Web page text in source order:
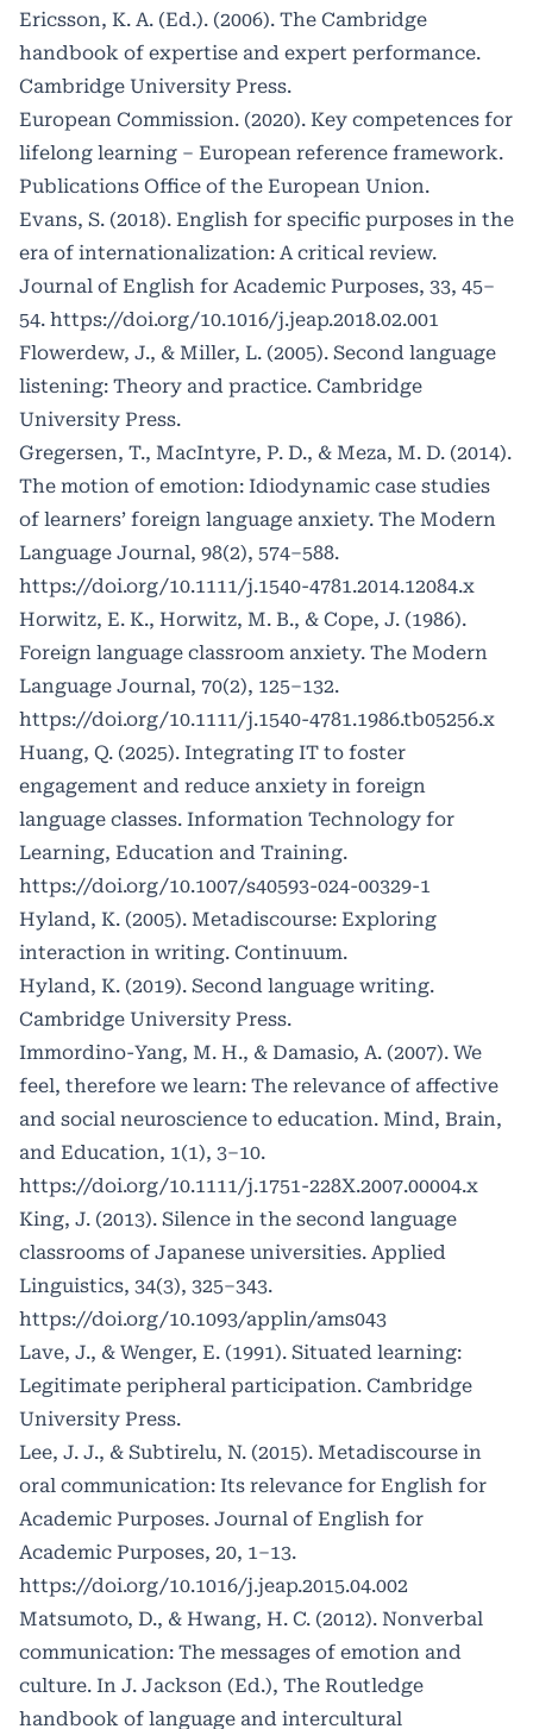
Ericsson, K. A. (Ed.). (2006). The Cambridge
handbook of expertise and expert performance.
Cambridge University Press.
European Commission. (2020). Key competences for
lifelong learning – European reference framework.
Publications Office of the European Union.
Evans, S. (2018). English for specific purposes in the
era of internationalization: A critical review.
Journal of English for Academic Purposes, 33, 45–
54. https://doi.org/10.1016/j.jeap.2018.02.001
Flowerdew, J., & Miller, L. (2005). Second language
listening: Theory and practice. Cambridge
University Press.
Gregersen, T., MacIntyre, P. D., & Meza, M. D. (2014).
The motion of emotion: Idiodynamic case studies
of learners’ foreign language anxiety. The Modern
Language Journal, 98(2), 574–588.
https://doi.org/10.1111/j.1540-4781.2014.12084.x
Horwitz, E. K., Horwitz, M. B., & Cope, J. (1986).
Foreign language classroom anxiety. The Modern
Language Journal, 70(2), 125–132.
https://doi.org/10.1111/j.1540-4781.1986.tb05256.x
Huang, Q. (2025). Integrating IT to foster
engagement and reduce anxiety in foreign
language classes. Information Technology for
Learning, Education and Training.
https://doi.org/10.1007/s40593-024-00329-1
Hyland, K. (2005). Metadiscourse: Exploring
interaction in writing. Continuum.
Hyland, K. (2019). Second language writing.
Cambridge University Press.
Immordino-Yang, M. H., & Damasio, A. (2007). We
feel, therefore we learn: The relevance of affective
and social neuroscience to education. Mind, Brain,
and Education, 1(1), 3–10.
https://doi.org/10.1111/j.1751-228X.2007.00004.x
King, J. (2013). Silence in the second language
classrooms of Japanese universities. Applied
Linguistics, 34(3), 325–343.
https://doi.org/10.1093/applin/ams043
Lave, J., & Wenger, E. (1991). Situated learning:
Legitimate peripheral participation. Cambridge
University Press.
Lee, J. J., & Subtirelu, N. (2015). Metadiscourse in
oral communication: Its relevance for English for
Academic Purposes. Journal of English for
Academic Purposes, 20, 1–13.
https://doi.org/10.1016/j.jeap.2015.04.002
Matsumoto, D., & Hwang, H. C. (2012). Nonverbal
communication: The messages of emotion and
culture. In J. Jackson (Ed.), The Routledge
handbook of language and intercultural